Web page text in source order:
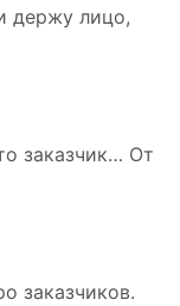
держу лицо,
заказчик… От
заказчиков.